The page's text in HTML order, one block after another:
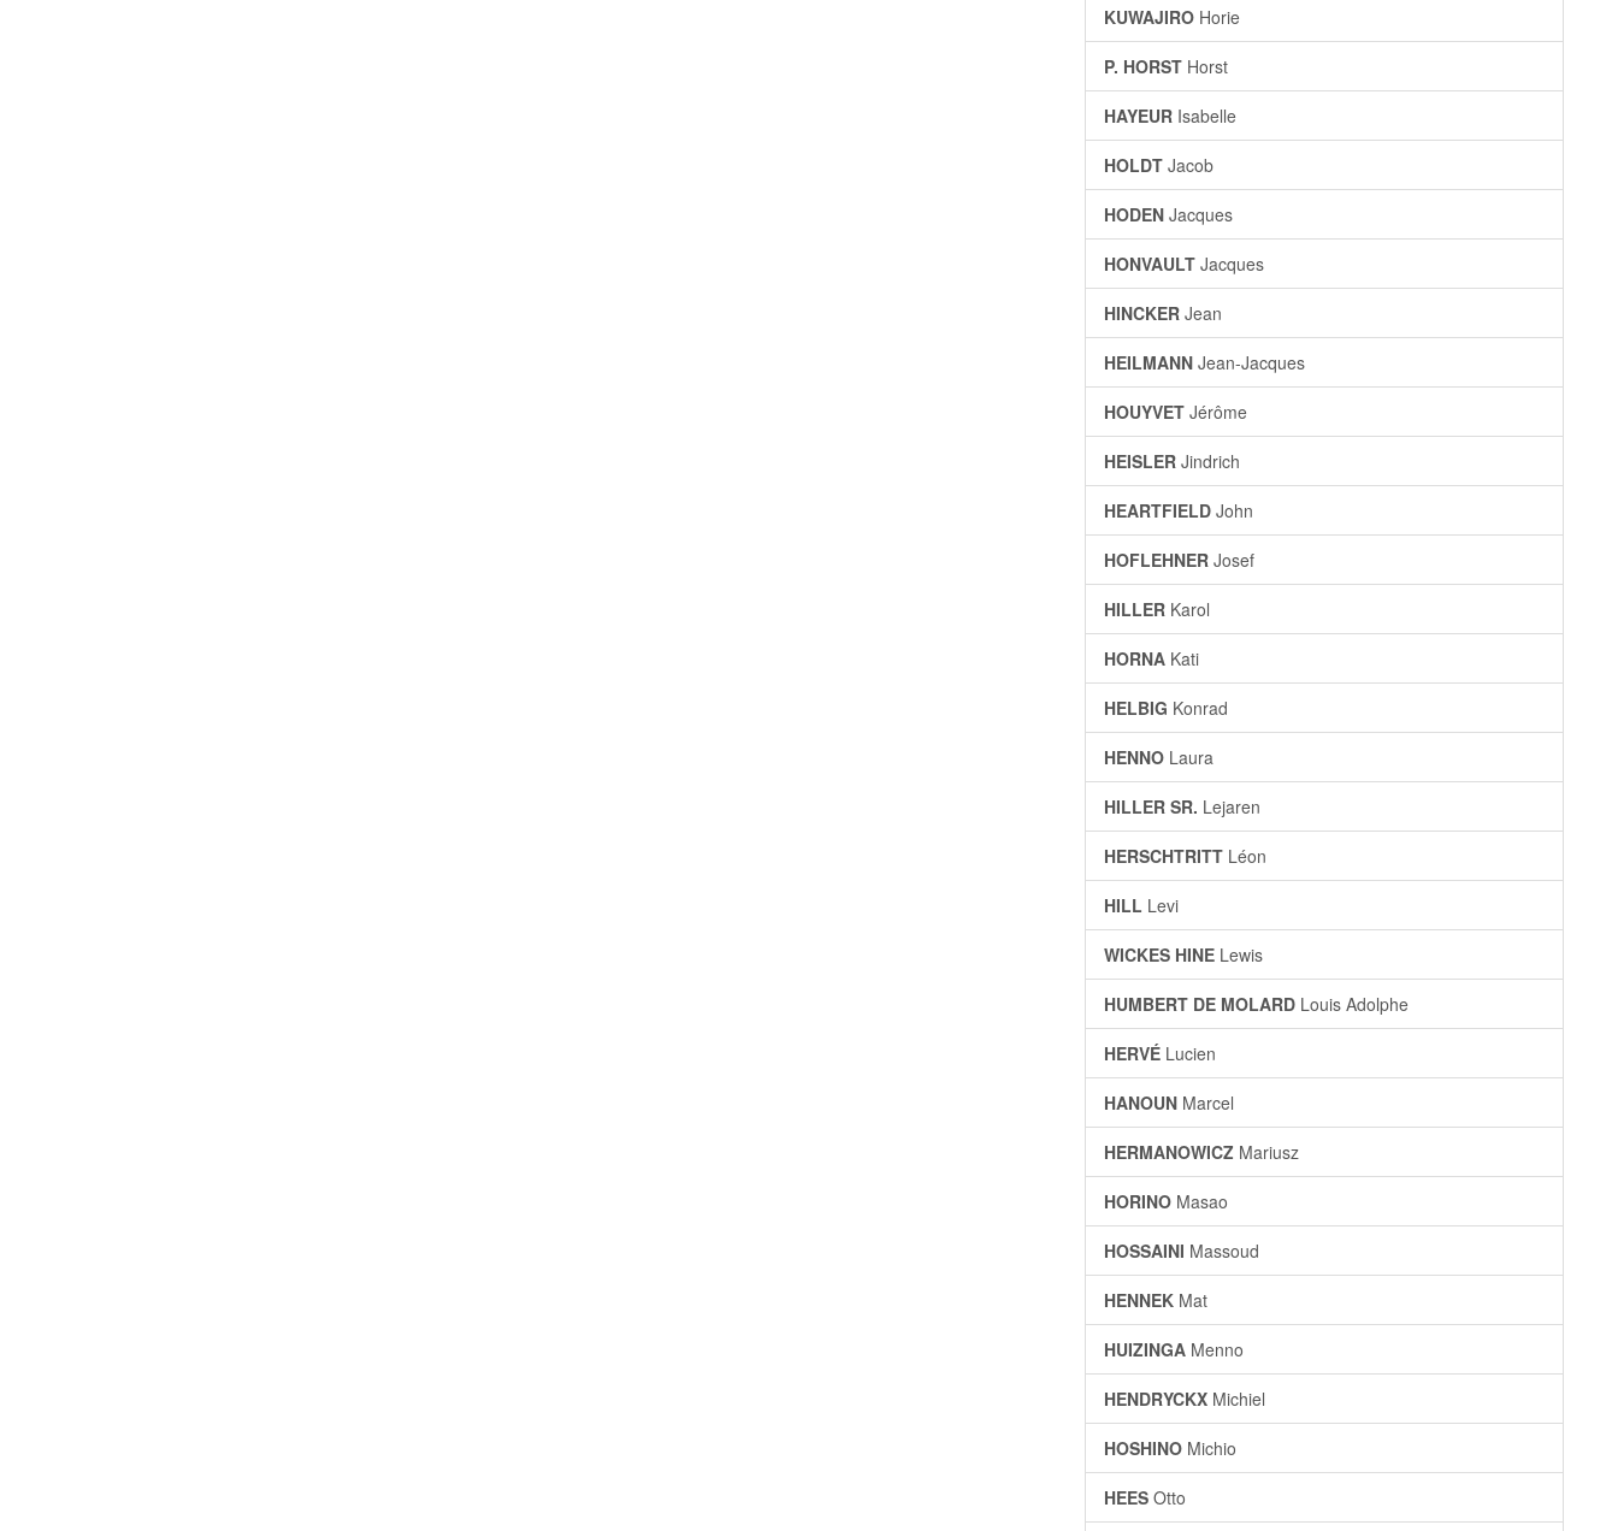
KUWAJIRO Horie
P. HORST Horst
HAYEUR Isabelle
HOLDT Jacob
HODEN Jacques
HONVAULT Jacques
HINCKER Jean
HEILMANN Jean-Jacques
HOUYVET Jérôme
HEISLER Jindrich
HEARTFIELD John
HOFLEHNER Josef
HILLER Karol
HORNA Kati
HELBIG Konrad
HENNO Laura
HILLER SR. Lejaren
HERSCHTRITT Léon
HILL Levi
WICKES HINE Lewis
HUMBERT DE MOLARD Louis Adolphe
HERVÉ Lucien
HANOUN Marcel
HERMANOWICZ Mariusz
HORINO Masao
HOSSAINI Massoud
HENNEK Mat
HUIZINGA Menno
HENDRYCKX Michiel
HOSHINO Michio
HEES Otto